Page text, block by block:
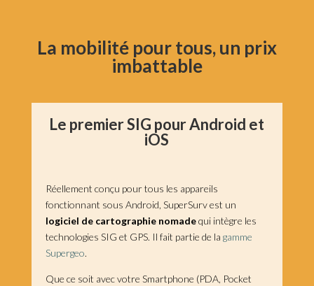
La mobilité pour tous, un prix
imbattable
Le premier SIG pour Android et
iOS
Réellement conçu pour tous les appareils
fonctionnant sous Android, SuperSurv est un
logiciel de cartographie nomadequi intègre les
technologies SIG et GPS. Il fait partie de la gamme
Supergeo.
Que ce soit avec votre Smartphone (PDA, Pocket